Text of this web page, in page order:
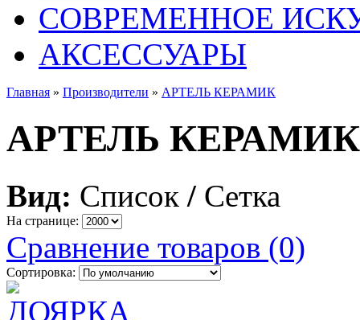
СОВРЕМЕННОЕ
АКСЕССУАРЫ
Главная » Производители » АРТЕЛЬ КЕРАМИК
АРТЕЛЬ КЕРАМИК
Вид: Список / Сетка
На странице:
Сравнение товаров (0)
Сортировка: